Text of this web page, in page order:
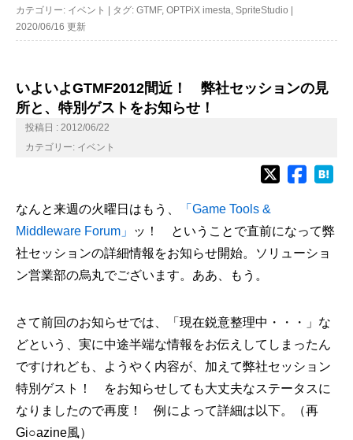
カテゴリー: イベント タグ: GTMF, OPTPiX imesta, SpriteStudio
2020/06/16 更新
いよいよGTMF2012間近！ 弊社セッションの見
所と、特別ゲストをお知らせ！
投稿日 : 2012/06/22
カテゴリー: イベント
なんと来週の火曜日はもう、
「Game Tools &
Middleware Forum」
ッ！ ということで直前になって弊
社セッションの詳細情報をお知らせ開始。ソリューショ
ン営業部の烏丸でございます。ああ、もう。
さて前回のお知らせでは、「現在鋭意整理中・・・」な
どという、実に中途半端な情報をお伝えしてしまったん
ですけれども、ようやく内容が、加えて弊社セッション
特別ゲスト！ をお知らせしても大丈夫なステータスに
なりましたので再度！ 例によって詳細は以下。（再
Gi○azine風）